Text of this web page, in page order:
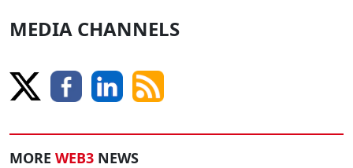
MEDIA CHANNELS
MORE WEB3 NEWS